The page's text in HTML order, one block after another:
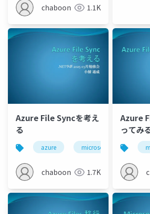
chaboon 1.1K
Azure File Syncを考え
る
azure microsoftentra
chaboon 1.7K
Azure
ってみ